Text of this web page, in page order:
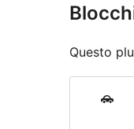
Questo